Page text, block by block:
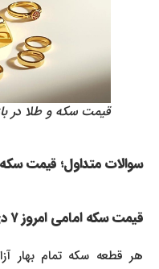
قیمت سکه و طلا در بازار ۷ دی ۱۴۰۴
سوالات متداول؛ قیمت سکه و طلا در
قیمت سکه امامی امروز ۷ دی ۱۴۰۴ چقدر است؟
هر قطعه سکه تمام بهار